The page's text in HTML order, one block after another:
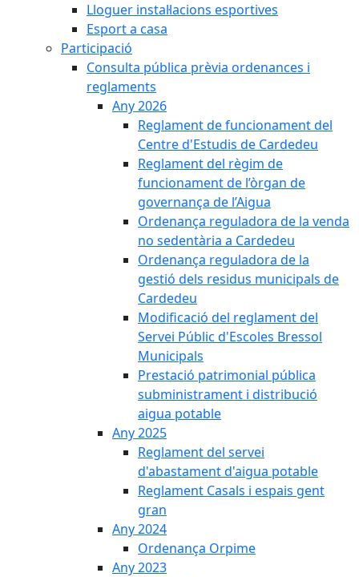
Lloguer instal·lacions esportives
Esport a casa
Participació
Consulta pública prèvia ordenances i
reglaments
Any 2026
Reglament de funcionament del
Centre d'Estudis de Cardedeu
Reglament del règim de
funcionament de l’òrgan de
governança de l’Aigua
Ordenança reguladora de la venda
no sedentària a Cardedeu
Ordenança reguladora de la
gestió dels residus municipals de
Cardedeu
Modificació del reglament del
Servei Públic d'Escoles Bressol
Municipals
Prestació patrimonial pública
subministrament i distribució
aigua potable
Any 2025
Reglament del servei
d'abastament d'aigua potable
Reglament Casals i espais gent
gran
Any 2024
Ordenança Orpime
Any 2023